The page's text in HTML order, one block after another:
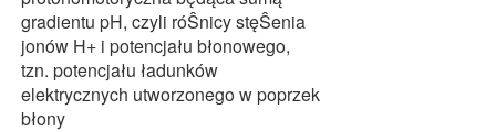
gradientu pH, czyli róŜnicy stęŜenia
jonów H+ i potencjału błonowego,
tzn. potencjału ładunków
elektrycznych utworzonego w poprzek
błony